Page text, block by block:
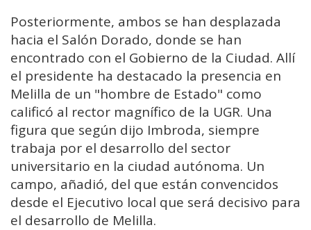
Posteriormente, ambos se han desplazada
hacia el Salón Dorado, donde se han
encontrado con el Gobierno de la Ciudad. Allí
el presidente ha destacado la presencia en
Melilla de un "hombre de Estado" como
calificó al rector magnífico de la UGR. Una
figura que según dijo Imbroda, siempre
trabaja por el desarrollo del sector
universitario en la ciudad autónoma. Un
campo, añadió, del que están convencidos
desde el Ejecutivo local que será decisivo para
el desarrollo de Melilla.